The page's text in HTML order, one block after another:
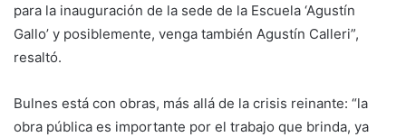
para la inauguración de la sede de la Escuela ‘Agustín
Gallo’ y posiblemente, venga también Agustín Calleri”,
resaltó.
Bulnes está con obras, más allá de la crisis reinante: “la
obra pública es importante por el trabajo que brinda, ya